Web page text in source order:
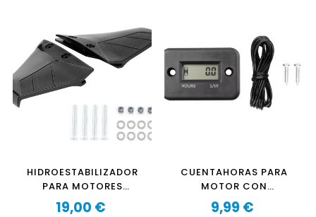
HIDROESTABILIZADOR
PARA MOTORES
FUERABORDA MENORES
DE 50CV
19,00 €
CUENTAHORAS PARA
MOTOR CON
TEMPORIZADOR
INDUCTIVO
9,99 €